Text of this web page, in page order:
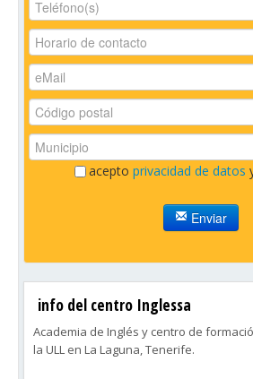
acepto privacidad de datos
Enviar
info del centro Inglessa
Academia de Inglés y centro de
la ULL en La Laguna, Tenerife.